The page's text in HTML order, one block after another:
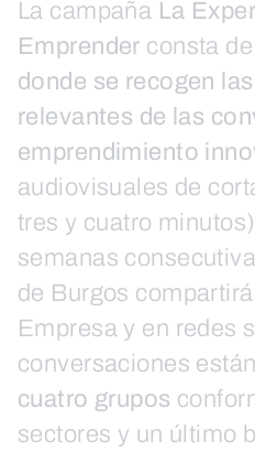
La campaña La
Emprender consta de
donde se recogen
relevantes de las
emprendimiento
audiovisuales de
tres y cuatro
semanas
de Burgos
Empresa y en redes
conversaciones
cuatro grupos
sectores y un último